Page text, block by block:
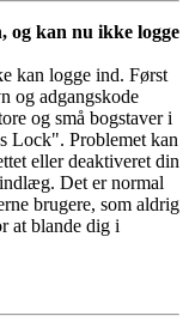
og kan nu ikke logge
kan logge ind. Først
og adgangskode
og små bogstaver i
Lock". Problemet kan
eller deaktiveret din
Det er normal
brugere, som aldrig
at blande dig i